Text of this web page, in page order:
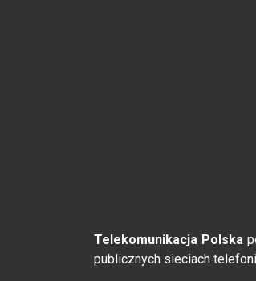
Telekomunikacja Polska
publicznych sieciach